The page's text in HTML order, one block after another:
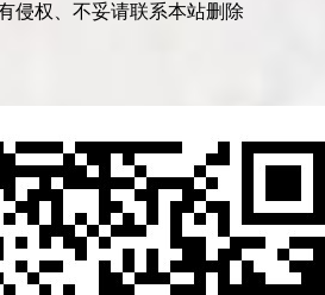
侵权、不妥请联系本站删除